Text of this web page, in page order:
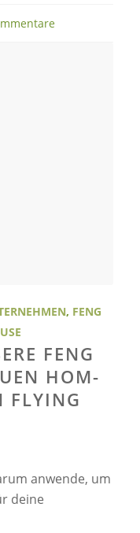
, FENG
FENG
HOM-
FLYING
anwende, um
deine